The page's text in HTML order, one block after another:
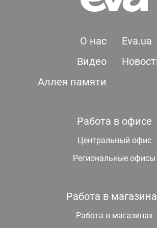
О нас
Eva.ua
Видео
Аллея памяти
Работа в офисе
Центральный офис
Региональные офисы
Работа в
Работа в магазинах